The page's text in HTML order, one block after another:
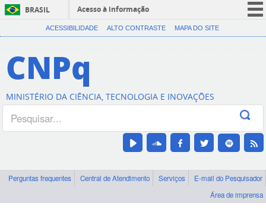
BRASIL
Acesso à informação
CORONAVÍRUS (COVID-19)
Canais
ACESSIBILIDADE ALTO CONTRASTE MAPA DO SITE
CNPq
MINISTÉRIO DA CIÊNCIA, TECNOLOGIA E INOVAÇÕES
Perguntas frequentes Central de Atendimento Serviços
E-mail do Pesquisador
Área de imprensa